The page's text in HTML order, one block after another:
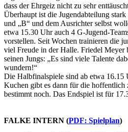
dass der Ehrgeiz nicht zu sehr
Überhaupt ist die Jugendabteilung
und „B“ und dem Ausrichter selbst
etwa 15.30 Uhr auch 4 G-Jugend-
vorstellen. Seit Wochen trainieren die
viel Freude in der Halle. Friedel Meyer
seinen Jungs: „Es sind viele Talente
wundern!“
Die Halbfinalspiele sind ab etwa 16.15
Kuchen gibt es dann für die hoffentlich
bestimmt noch. Das Endspiel ist für
FALKE INTERN (PDF: Spielplan)